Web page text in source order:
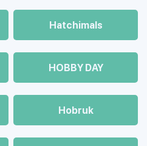
Hatchimals
HOBBY DAY
Hobruk